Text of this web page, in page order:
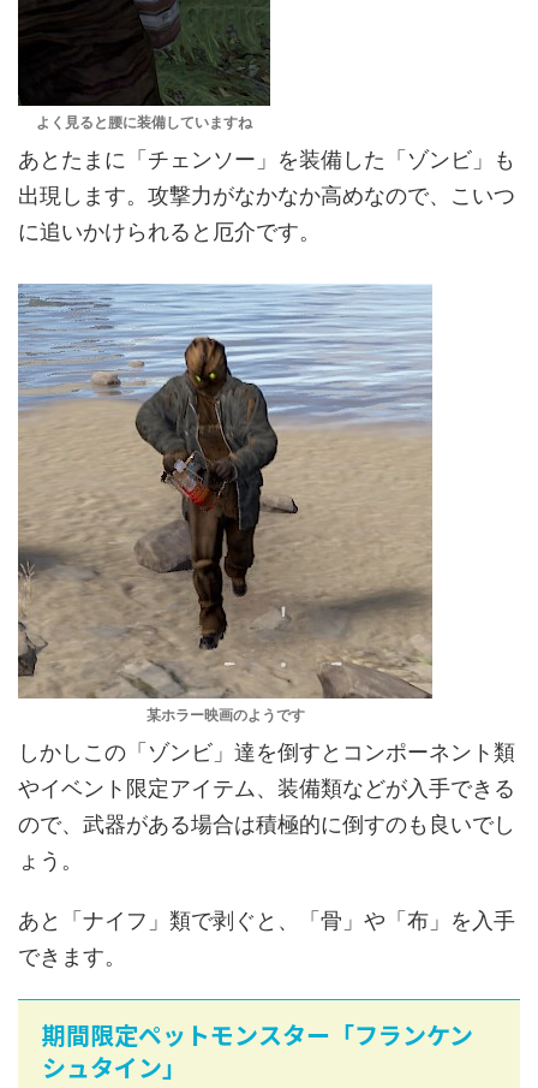
よく見ると腰に装備していますね
あとたまに「チェンソー」を装備した「ゾンビ」も
出現します。攻撃力がなかなか高めなので、こいつ
に追いかけられると厄介です。
某ホラー映画のようです
しかしこの「ゾンビ」達を倒すとコンポーネント類
やイベント限定アイテム、装備類などが入手できる
ので、武器がある場合は積極的に倒すのも良いでし
ょう。
あと「ナイフ」類で剥ぐと、「骨」や「布」を入手
できます。
期間限定ペットモンスター「フランケン
シュタイン」